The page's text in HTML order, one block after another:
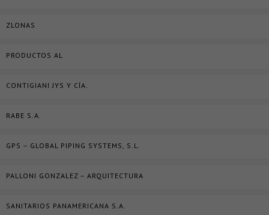
ZLONAS
PRODUCTOS AL
CONTIGIANI JYS Y CÍA.
RABE S.A.
GPS – GLOBAL PIPING SYSTEMS, S.L.
PALLONI GONZALEZ – ARQUITECTURA
SANITARIOS PANAMERICANA S.A.